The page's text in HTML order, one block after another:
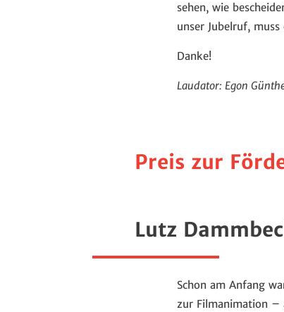
sehen, wie
unser Jubelruf,
Danke!
Laudator: Egon
Preis zur
Lutz
Schon am Anfang
zur Filmanimation –